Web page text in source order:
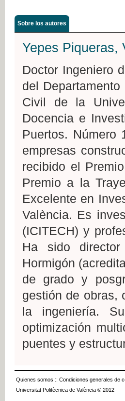
Sobre los autores
Yepes Piqueras,
Doctor Ingeniero
del
Civil de la
Docencia e
Puertos. Número
empresas
recibido el
Premio a la
Excelente en
València. Es
(ICITECH) y
Ha sido
Hormigón
de grado y
gestión de obras,
la ingeniería.
optimización
puentes y
Quienes somos :: Condiciones generales de
Universitat Politècnica de València © 2012